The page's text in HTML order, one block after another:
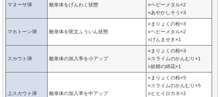
マヌーサ弾 敵単体をげんわく状態
○ヘビーメタル×2
○あやかしそう×3
マホトーン弾 敵単体を呪文ふういん状態
○まりょくの粉×3
○ヘビーメタル×2
○げんませき×1
スカウト弾 敵単体の加入率を小アップ
○まりょくの粉×3
○スライムのかんむり×1
○妖精の綿花×1
上スカウト弾 敵単体の加入率を中アップ
○まりょくの粉×5
○スライムのかんむり×5
○ヒヒイロカネ×2